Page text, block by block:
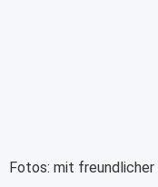
Fotos: mit freundlicher